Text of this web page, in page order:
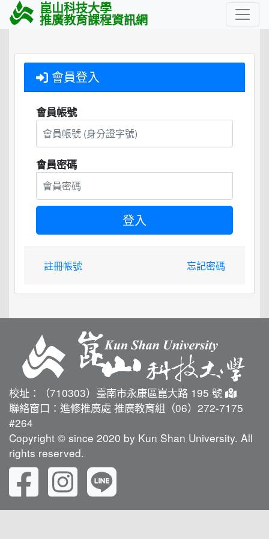
崑山科技大學
推廣教育課程資訊網
會員登入
會員帳號
會員密碼
註冊帳號 忘記密碼
校址：（710303）臺南市永康區崑大路 195 號
聯絡窗口：進修推廣處 推廣教育組（06）272-7175
#264
Copyright © since 2020 by Kun Shan University. All
rights reserved.